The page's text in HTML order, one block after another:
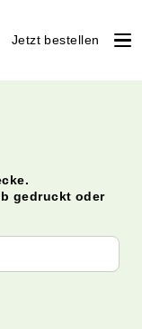
Jetzt bestellen
gedruckt oder